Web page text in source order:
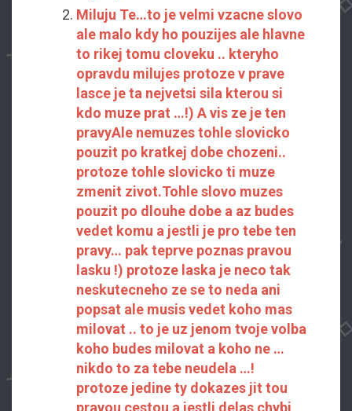
Miluju Te…to je velmi vzacne slovo
ale malo kdy ho pouzijes ale hlavne
to rikej tomu cloveku .. kteryho
opravdu milujes protoze v prave
lasce je ta nejvetsi sila kterou si
kdo muze prat …!) A vis ze je ten
pravyAle nemuzes tohle slovicko
pouzit po kratkej dobe chozeni..
protoze tohle slovicko ti muze
zmenit zivot.Tohle slovo muzes
pouzit po dlouhe dobe a az budes
vedet komu a jestli je pro tebe ten
pravy… pak teprve poznas pravou
lasku !) protoze laska je neco tak
neskutecneho ze se to neda ani
popsat ale musis vedet koho mas
milovat .. to je uz jenom tvoje volba
koho budes milovat a koho ne …
nikdo to za tebe neudela …!
protoze jedine ty dokazes jit tou
pravou cestou a jestli delas chybi